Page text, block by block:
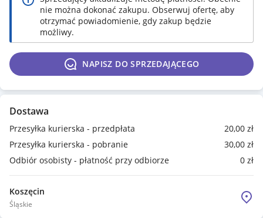
nie można dokonać zakupu. Obserwuj ofertę, aby
otrzymać powiadomienie, gdy zakup będzie
możliwy.
NAPISZ DO SPRZEDAJĄCEGO
Dostawa
Przesyłka kurierska - przedpłata 20,00 zł
Przesyłka kurierska - pobranie
30,00 zł
Odbiór osobisty - płatność przy odbiorze
0 zł
Koszęcin
Śląskie